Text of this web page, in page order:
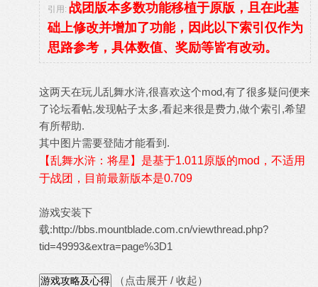
引用: 战团版本多数功能移植于原版，且在此基
础上修改并增加了功能，因此以下索引仅作为
思路参考，具体数值、奖励等皆有改动。
这两天在玩儿乱舞水浒,很喜欢这个mod,有了很多疑问便来
了论坛看帖,发现帖子太多,看起来很是费力,做个索引,希望
有所帮助.
其中图片需要登陆才能看到.
【乱舞水浒：将星】是基于1.011原版的mod，不适用
于战团，目前最新版本是0.709
游戏安装下
载:http://bbs.mountblade.com.cn/viewthread.php?
tid=49993&extra=page%3D1
（点击展开 / 收起）